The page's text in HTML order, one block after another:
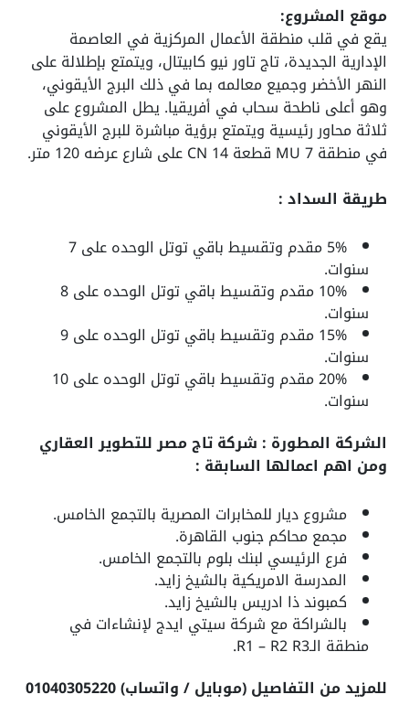
موقع المشروع:
يقع في قلب منطقة الأعمال المركزية في العاصمة
الإدارية الجديدة، تاج تاور نيو كابيتال، ويتمتع بإطلالة على
النهر الأخضر وجميع معالمه بما في ذلك البرج الأيقوني،
وهو أعلى ناطحة سحاب في أفريقيا. يطل المشروع على
ثلاثة محاور رئيسية ويتمتع برؤية مباشرة للبرج الأيقوني
في منطقة MU 7 قطعة CN 14 على شارع عرضه 120 متر.
طريقة السداد :
5% مقدم وتقسيط باقي توتل الوحده على 7
سنوات.
10% مقدم وتقسيط باقي توتل الوحده على 8
سنوات.
15% مقدم وتقسيط باقي توتل الوحده على 9
سنوات.
20% مقدم وتقسيط باقي توتل الوحده على 10
سنوات.
الشركة المطورة : شركة تاج مصر للتطوير العقاري
ومن اهم اعمالها السابقة :
مشروع ديار للمخابرات المصرية بالتجمع الخامس.
مجمع محاكم جنوب القاهرة.
فرع الرئيسي لبنك بلوم بالتجمع الخامس.
المدرسة الامريكية بالشيخ زايد.
كمبوند ذا ادريس بالشيخ زايد.
بالشراكة مع شركة سيتي ايدج لإنشاءات في
منطقة الـR1 – R2 R3.
للمزيد من التفاصيل (موبايل / واتساب) 01040305220